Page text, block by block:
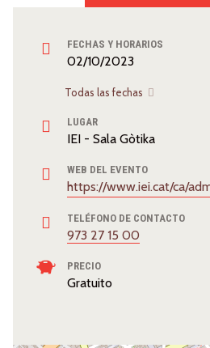
FECHAS Y HORARIOS
02/10/2023
Todas las fechas
LUGAR
IEI - Sala Gòtika
WEB DEL EVENTO
TELÉFONO DE CONTACTO
973 27 15 00
PRECIO
Gratuito